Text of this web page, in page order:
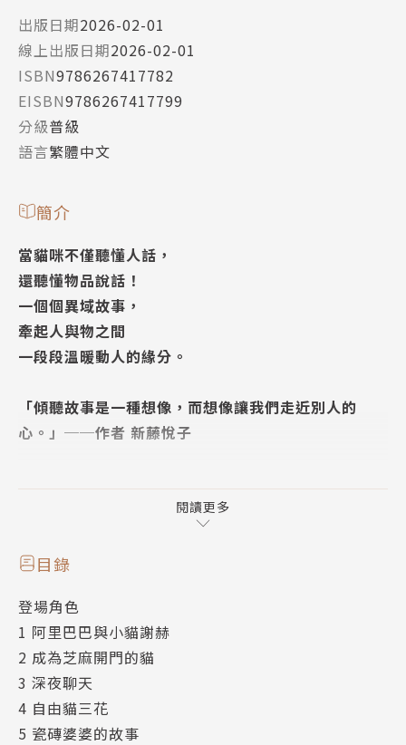
出版日期2026-02-01
線上出版日期2026-02-01
ISBN9786267417782
EISBN9786267417799
分級普級
語言繁體中文
簡介
當貓咪不僅聽懂人話，
還聽懂物品說話！
一個個異域故事，
牽起人與物之間
一段段溫暖動人的緣分。
「傾聽故事是一種想像，而想像讓我們走近別人的
心。」──作者 新藤悅子
代，願意靜下來聽別人的故事就變成了一種超能力……
歡迎走進『芝麻開門』，跟著謝赫這隻波斯貓，一起去
聆聽那些來自遠方的聲音吧！
★融入SDGs議題的暖心奇幻作品
★德國白烏鴉獎/慕尼黑國際青少年圖書館選書
★《魔法十年屋》、《霍爾的移動城堡》插畫家佐竹美
保精心繪製
閱讀更多
目錄
登場角色
1 阿里巴巴與小貓謝赫
2 成為芝麻開門的貓
3 深夜聊天
4 自由貓三花
5 瓷磚婆婆的故事